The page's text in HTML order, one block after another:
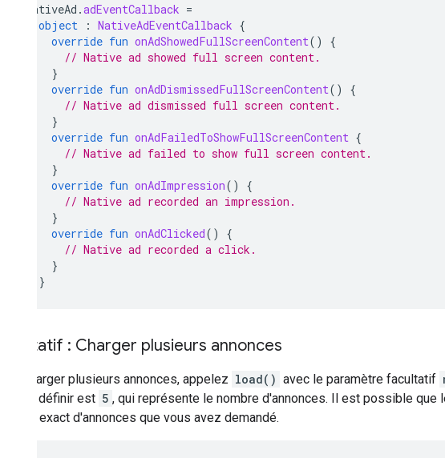
nativeAd .adEventCallback =
object
: NativeAdEventCallback {
override fun onAdShowedFullScreenContent()
{
// Native ad showed full screen content.
}
override fun onAdDismissedFullScreenContent()
{
// Native ad dismissed full screen content.
}
override fun onAdFailedToShowFullScreenContent {
// Native ad failed to show full screen content.
}
override fun onAdImpression()
{
// Native ad recorded an impression.
}
override fun onAdClicked()
{
// Native ad recorded a click.
}
}
Facultatif : Charger plusieurs annonces
Pour charger plusieurs annonces, appelez load() avec le paramètre facultatif
pouvez définir est 5 , qui représente le nombre d'annonces. Il est possible que
nombre exact d'annonces que vous avez demandé.